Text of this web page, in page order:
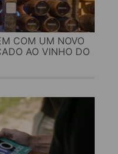
COM UM NOVO
AO VINHO DO